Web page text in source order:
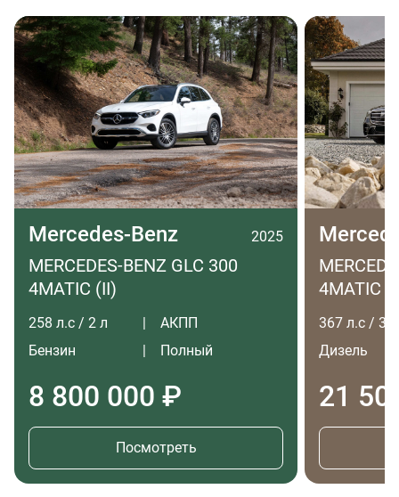
Mercedes-Benz 2025
MERCEDES-BENZ GLC 300
4MATIC (II)
258 л.с / 2 л
АКПП
Бензин
Полный
8 800 000 ₽
Посмотреть
4MATIC
367 л.с / 3 л
Дизель
21